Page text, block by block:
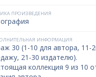
ПРОИЗВЕДЕНИЯ
ИНФОРМАЦИЯ
30 (1-10 для автора, 11-
21-30 издателю).
коллекция 9 из 10